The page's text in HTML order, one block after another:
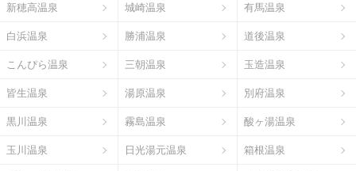
新穂高温泉 城崎温泉 有馬温泉
白浜温泉 勝浦温泉 道後温泉
こんぴら温泉 三朝温泉 玉造温泉
皆生温泉 湯原温泉 別府温泉
黒川温泉 霧島温泉 酸ヶ湯温泉
玉川温泉 日光湯元温泉 箱根温泉